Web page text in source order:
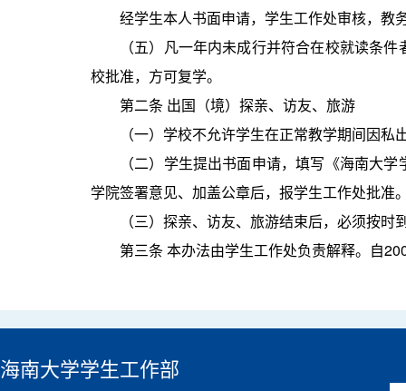
经学生本人书面申请，学生工作处审核，教
（五）凡一年内未成行并符合在校就读条
校批准，方可复学。
第二条 出国（境）探亲、访友、旅游
（一）学校不允许学生在正常教学期间因
（二）学生提出书面申请，填写《海南大
学院签署意见、加盖公章后，报学生工作处批准
（三）探亲、访友、旅游结束后，必须按
第三条 本办法由学生工作处负责解释。自
海南大学学生工作部